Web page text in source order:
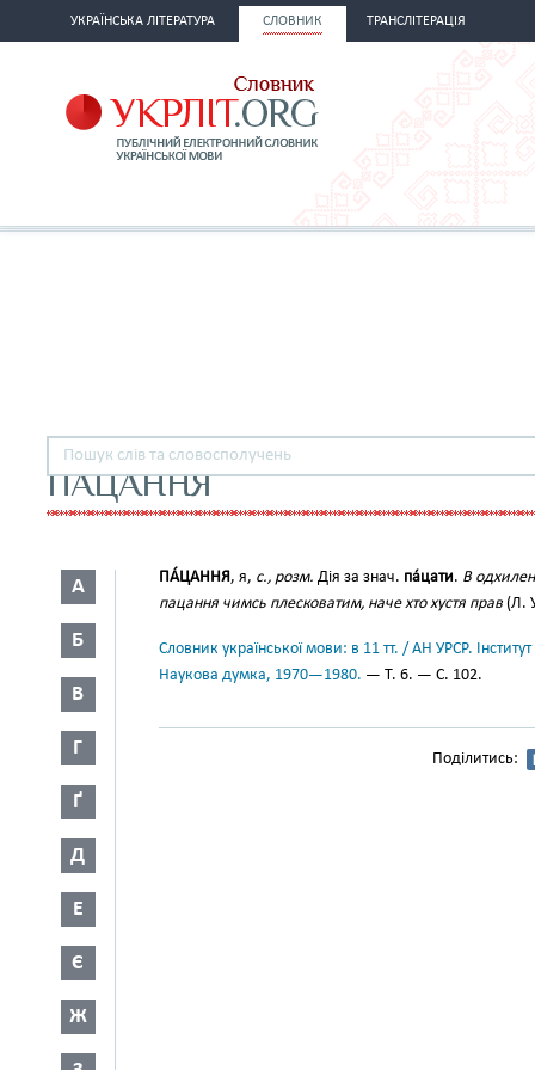
УКРАЇНСЬКА ЛІТЕРАТУРА СЛОВНИК ТРАНСЛІТЕРАЦІЯ
ПАЦАННЯ
А
Б
В
Г
Ґ
Д
Е
Є
Ж
ПА́ЦАННЯ, я, с., розм. Дія за знач. па́цати. В
пацання чимсь плесковатим, наче хто хустя прав (Л.
Словник української мови: в 11 тт. / АН УРСР.
Наукова думка, 1970—1980. — Т. 6. — С. 102.
Поділитись: